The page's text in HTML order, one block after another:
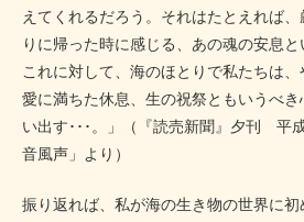
えてくれるだろう。それはたとえれば
りに帰った時に感じる、あの魂の安息と
これに対して、海のほとりで私たちは
愛に満ちた休息、生の祝祭ともいうべ
い出す･･･。」（『読売新聞』夕刊 平
音風声」より）
振り返れば、私が海の生き物の世界に